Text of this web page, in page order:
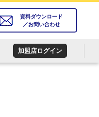
資料ダウンロード
／お問い合わせ
加盟店ログイン